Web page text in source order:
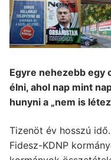
Egyre nehezebb egy
élni, ahol nap mint
hunyni a „nem is
Tizenöt év hosszú
Fidesz-KDNP